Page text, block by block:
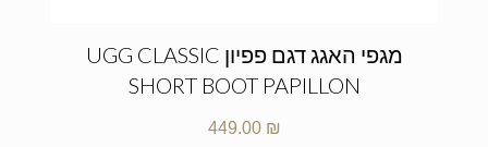
מגפי האגג דגם פפיון UGG CLASSIC
SHORT BOOT PAPILLON
449.00 ₪